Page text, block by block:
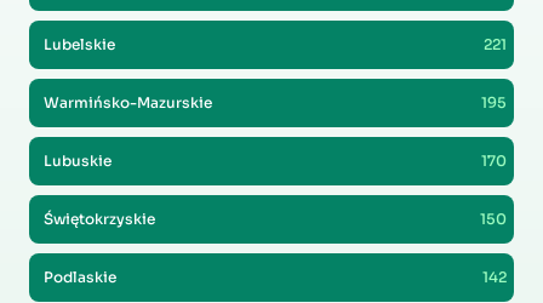
Lubelskie 221
Warmińsko-Mazurskie 195
Lubuskie 170
Świętokrzyskie 150
Podlaskie 142